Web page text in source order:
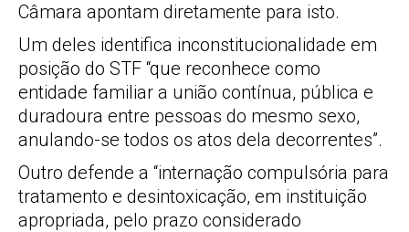
Câmara apontam diretamente para isto.
Um deles identifica inconstitucionalidade em
posição do STF “que reconhece como
entidade familiar a união contínua, pública e
duradoura entre pessoas do mesmo sexo,
anulando-se todos os atos dela decorrentes”.
Outro defende a “internação compulsória para
tratamento e desintoxicação, em instituição
apropriada, pelo prazo considerado